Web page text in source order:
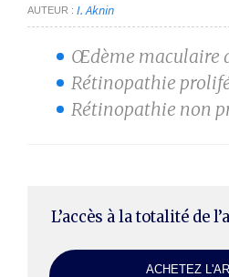
AUTEUR I. Aknin
Œdème maculaire
Rétinopathie
Rétinopathie non
L’accès à la totalité de
ACHETEZ